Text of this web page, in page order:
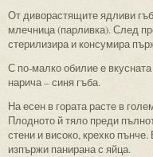
От диворастящите ядливи
млечница (парливка). След
стерилизира и консумира
С по-малко обилие е
нарича – синя гъба.
На есен в гората расте в
Плодното й тяло преди
стени и високо, крехко
изпържи панирана с яйца.